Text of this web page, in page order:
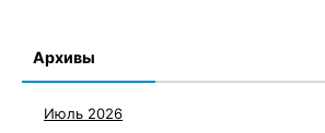
Архивы
Июль 2026